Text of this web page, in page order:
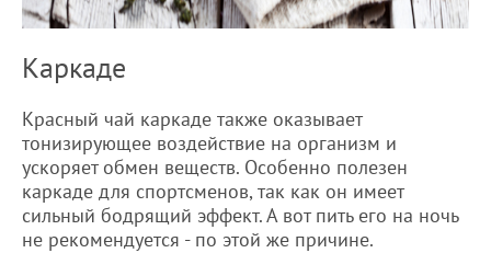
Каркаде
Красный чай каркаде также оказывает
тонизирующее воздействие на организм и
ускоряет обмен веществ. Особенно полезен
каркаде для спортсменов, так как он имеет
сильный бодрящий эффект. А вот пить его на ночь
не рекомендуется - по этой же причине.